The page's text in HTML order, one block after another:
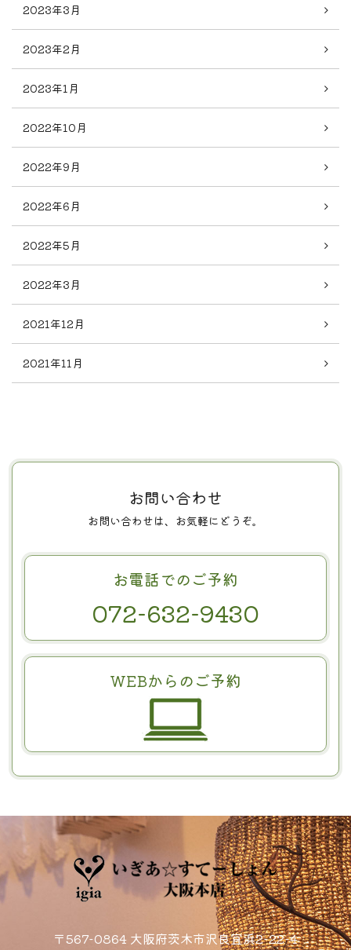
2023年3月
2023年2月
2023年1月
2022年10月
2022年9月
2022年6月
2022年5月
2022年3月
2021年12月
2021年11月
お問い合わせ
お問い合わせは、お気軽にどうぞ。
お電話でのご予約
072-632-9430
WEBからのご予約
〒567-0864 大阪府茨木市沢良宜浜2-22-4